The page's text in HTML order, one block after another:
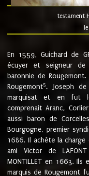
testament
En 1559, Guichard de
écuyer et seigneur de
baronnie de
Rougemont5. Joseph de
marquisat et en fut le
comprenait Aranc,
aussi baron de
Bourgogne, premier
1686. Il achète la charge
ami Victor de
MONTILLET en 1663. Ils
marquis de Rougemont